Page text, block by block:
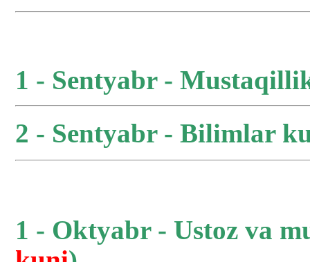
1 - Sentyabr -
2 - Sentyabr - Bilimlar
1 - Oktyabr - Ustoz va